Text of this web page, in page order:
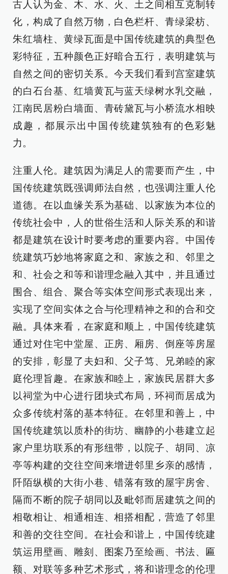
古人认为金、木、水、火、土之间相互克制转
化，构成了自然万物，白色栏杆、青绿梁枋、
朱红墙柱、黄绿瓦面是中国传统建筑的典型色
彩特征，五种颜色正好暗合五行，表明建筑与
自然之间的密切关系。今天我们看到宫室建筑
的白石台基、红墙黄瓦与蓝天绿树水乳交融，
江南民居粉白墙面、青砖黛瓦与小桥流水相映
成趣，都展示出中国传统建筑独有的色彩魅
力。
注重人伦。建筑因为满足人的需要而产生，中
国传统建筑既强调师法自然，也强调注重人伦
道德。在以血缘关系为基础、以家族为本位的
传统社会中，人的世俗生活和人际关系的和谐
都是建筑在设计时要考虑的重要内容。中国传
统建筑巧妙地将家庭之和、家族之和、邻里之
和、社会之和等和谐理念融入其中，并且通过
围合、组合、聚合等实体空间形式表现出来，
实现了空间实体之合与伦理精神之和的合和交
融。具体来看，在家庭和顺上，中国传统建筑
通过对住宅中堂屋、正房、厢房、倒座等房屋
的安排，彰显了夫妇和、父子笃、兄弟睦的家
庭伦理旨趣。在家族和睦上，家族民居群大多
以祠堂为中心进行团块式布局，环祠而居成为
众多传统村落的基本特征。在邻里和善上，中
国传统建筑以质朴的街坊、幽静的小巷建立起
家户里坊联系的有形纽带，以院子、胡同、凉
亭等构建的交往空间来增进邻里乡亲的感情，
阡陌纵横的大街小巷、错落有致的屋宇房舍、
隔而不断的院子胡同以及毗邻而居建筑之间的
相敬相让、相通相连、相搭相配，营造了邻里
和善的交往空间。在社会和谐上，中国传统建
筑运用壁画、雕刻、图案乃至绘画、书法、匾
额、对联等多种艺术形式，将和谐理念的伦理